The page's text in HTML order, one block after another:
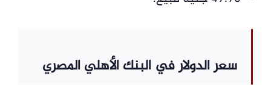
سعر الدولار في البنك الأهلي المصري